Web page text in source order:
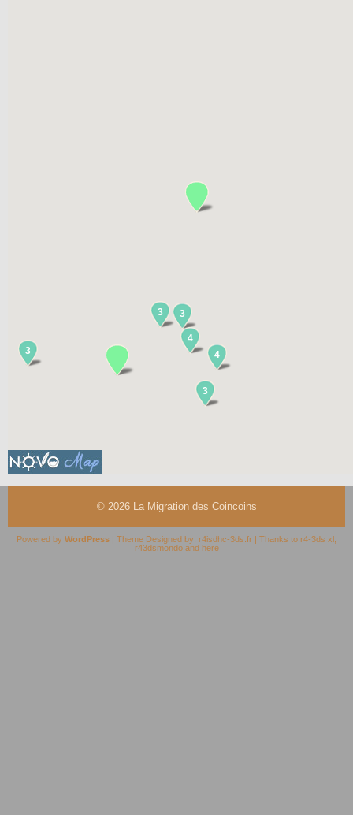
3
3
3
4
4
3
© 2026 La Migration des Coincoins
Powered by WordPress | Theme Designed by: r4isdhc-3ds.fr | Thanks to r4-3ds xl
r43dsmondoand here